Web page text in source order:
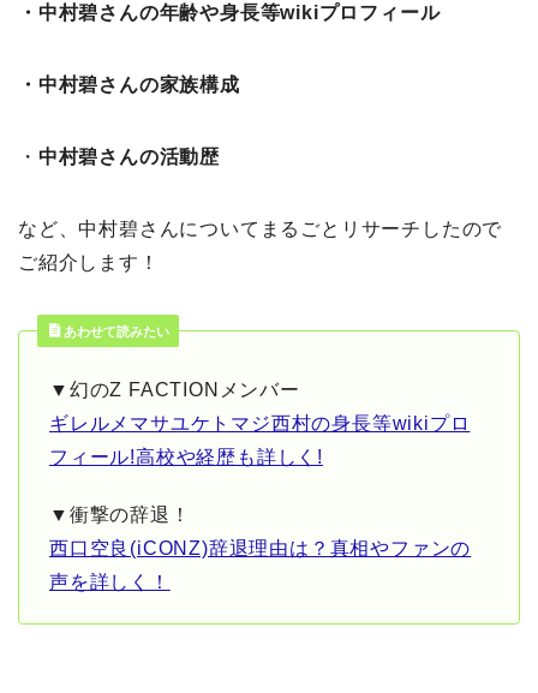
・中村碧さんの年齢や身長等wikiプロフィール
・中村碧さんの家族構成
・ 中村碧さんの活動歴
など、中村碧さんについてまるごとリサーチしたので
ご紹介します！
あわせて読みたい
▼幻のZ FACTIONメンバー
ギレルメマサユケトマジ西村の身長等wikiプロ
フィール!高校や経歴も詳しく!
▼衝撃の辞退！
西口空良(iCONZ)辞退理由は？真相やファンの
声を詳しく！